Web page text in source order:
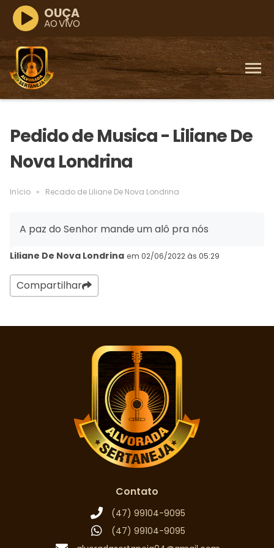
OUÇA
AO VIVO
Pedido de Musica - Liliane De
Nova Londrina
Início » Recado de Liliane De Nova Londrina
A paz do Senhor mande um alô pra nós
Liliane De Nova Londrina em 02/06/2022 às 05:29
Compartilhar
Contato
(47) 99104-9095
(47) 99104-9095